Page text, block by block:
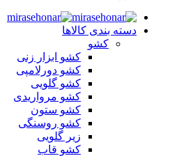
دسته بندی کالاها
کشو
کشو ابزار زنی
کشو دورلامپی
کشو گلویی
کشو مرواریدی
کشو ستون
کشو روسنگی
زیر گلویی
کشو قاب